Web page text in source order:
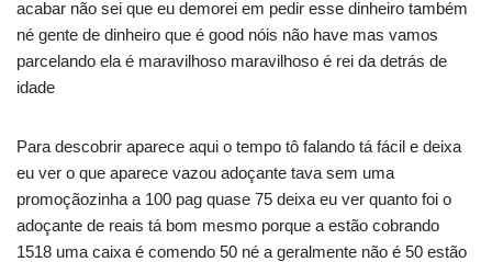
acabar não sei que eu demorei em pedir esse dinheiro também
né gente de dinheiro que é good nóis não have mas vamos
parcelando ela é maravilhoso maravilhoso é rei da detrás de
idade
Para descobrir aparece aqui o tempo tô falando tá fácil e deixa
eu ver o que aparece vazou adoçante tava sem uma
promoçãozinha a 100 pag quase 75 deixa eu ver quanto foi o
adoçante de reais tá bom mesmo porque a estão cobrando
1518 uma caixa é comendo 50 né a geralmente não é 50 estão